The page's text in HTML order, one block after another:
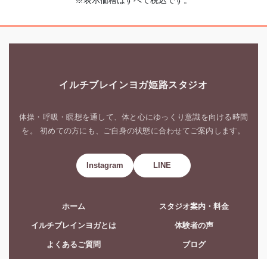
イルチブレインヨガ姫路スタジオ
体操・呼吸・瞑想を通して、体と心にゆっくり意識を向ける時間
を。 初めての方にも、ご自身の状態に合わせてご案内します。
Instagram LINE
ホーム スタジオ案内・料金
イルチブレインヨガとは 体験者の声
よくあるご質問 ブログ